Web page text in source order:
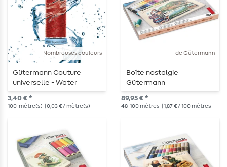
Nombreuses couleurs
Gütermann Couture
universelle - Water
Repellent - 100 m
3,40 € *
100 mètre(s) | 0,03 € / mètre(s)
de Gütermann
Boîte nostalgie
Gütermann
89,95 € *
48 100 mètres | 1,87 € / 100 mètres